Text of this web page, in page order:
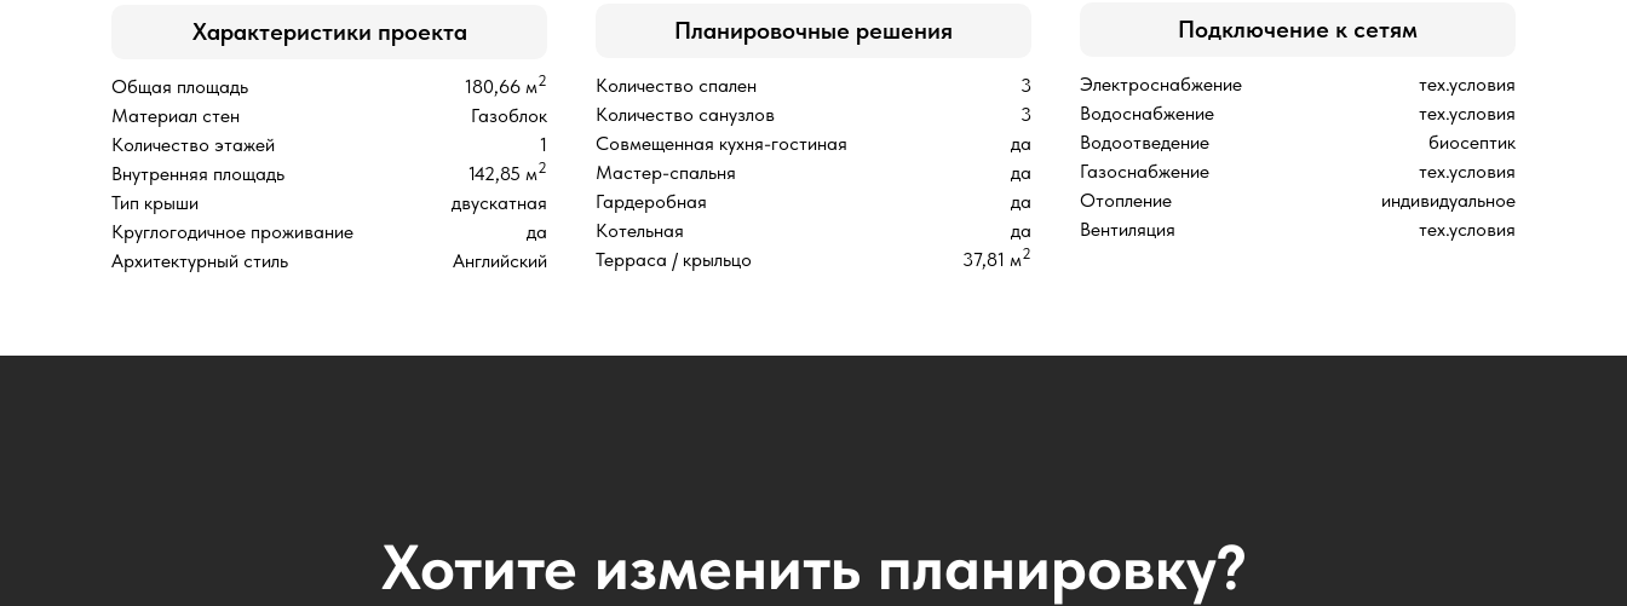
Характеристики проекта
Общая площадь
Материал стен
Количество этажей
Внутренняя площадь
Тип крыши
Круглогодичное проживание
Архитектурный стиль
180,66 м2
Газоблок
1
142,85 м2
двускатная
да
Английский
Планировочные решения
Количество спален
Количество санузлов
Совмещенная кухня-гостиная
Мастер-спальня
Гардеробная
Котельная
Терраса / крыльцо
3
3
да
да
да
да
37,81 м2
Подключение к сетям
Электроснабжение
Водоснабжение
Водоотведение
Газоснабжение
Отопление
Вентиляция
тех.условия
тех.условия
биосептик
тех.условия
индивидуальное
тех.условия
Хотите изменить планировку?